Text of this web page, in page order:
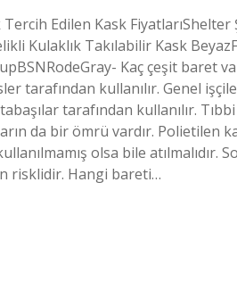
Edilen Kask FiyatlarıShelter
Kulaklık Takılabilir Kask
Kaç çeşit baret
tarafından kullanılır. Genel
tarafından kullanılır.
da bir ömrü vardır. Polietilen
olsa bile
risklidir. Hangi bareti…